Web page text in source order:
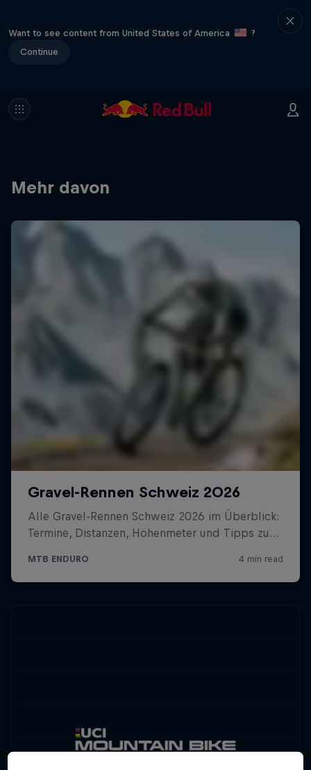
Want to see content from United States of America
?
Continue
Mehr davon